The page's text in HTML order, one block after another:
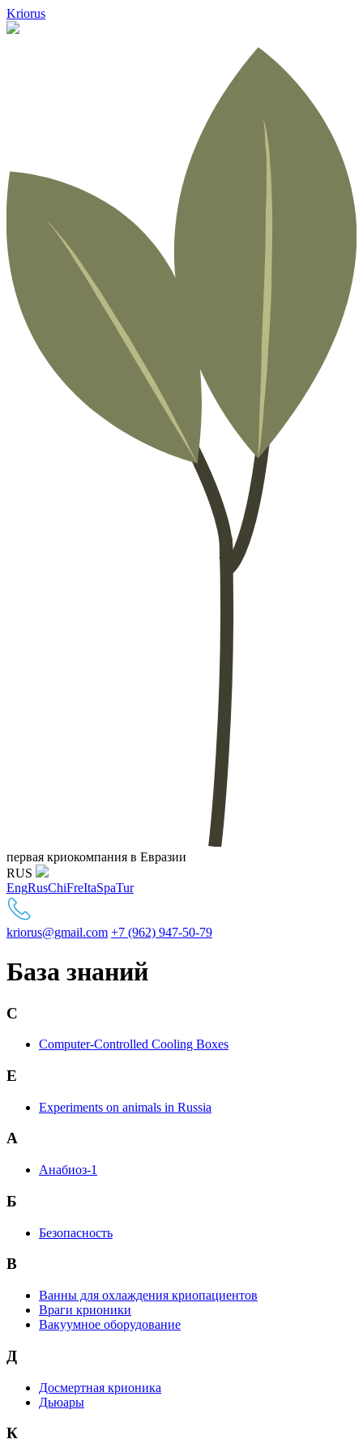
Kriorus
первая криокомпания в Евразии
RUS
EngRusChiFreItaSpaTur
kriorus@gmail.com +7 (962) 947-50-79
База знаний
C
Computer-Controlled Cooling Boxes
E
Experiments on animals in Russia
А
Анабиоз-1
Б
Безопасность
В
Ванны для охлаждения криопациентов
Враги крионики
Вакуумное оборудование
Д
Досмертная крионика
Дьюары
К